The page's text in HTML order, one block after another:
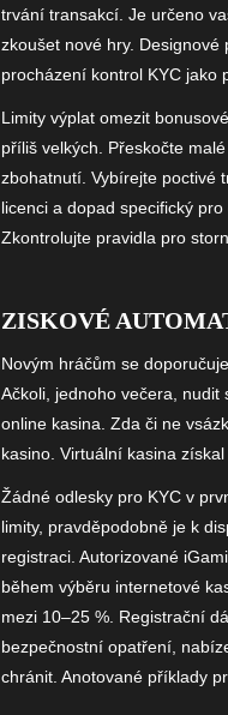
trvání transakcí. Je určeno
zkoušet nové hry.
procházení kontrol KYC jako
Limity výplat omezit
příliš velkých. Přeskočte
zbohatnutí. Vybírejte poctivé
licenci a dopad specifický
Zkontrolujte pravidla pro
ZISKOVÉ
Novým hráčům se
Ačkoli, jednoho večera,
online kasina. Zda či ne
kasino. Virtuální kasina
Žádné odlesky pro KYC v
limity, pravděpodobně je k
registraci. Autorizované
během výběru internetové
mezi 10–25 %. Registrační
bezpečnostní opatření,
chránit. Anotované příklady